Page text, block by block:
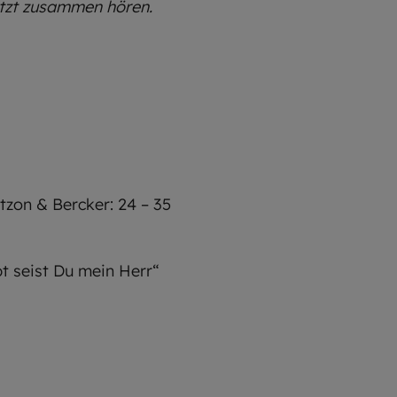
zusammen hören.
& Bercker: 24 – 35
seist Du mein Herr“